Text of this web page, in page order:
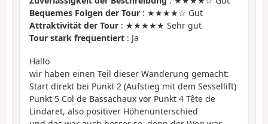
Bequemes Folgen der Tour : ★★★★☆ Gut
Attraktivität der Tour : ★★★★★ Sehr gut
Tour stark frequentiert : Ja
Hallo
wir haben einen Teil dieser Wanderung gemacht:
Start direkt bei Punkt 2 (Aufstieg mit dem Sessellift)
Punkt 5 Col de Bassachaux vor Punkt 4 Tête de
Lindaret, also positiver Höhenunterschied